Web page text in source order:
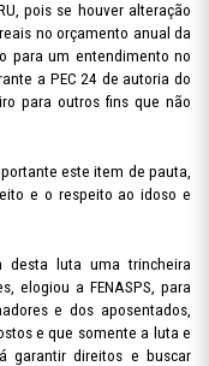
pois se houver alteração
no orçamento anual da
para um entendimento no
a PEC 24 de autoria do
para outros fins que não
este item de pauta,
e o respeito ao idoso e
desta luta uma trincheira
elogiou a FENASPS, para
e dos aposentados,
e que somente a luta e
garantir direitos e buscar